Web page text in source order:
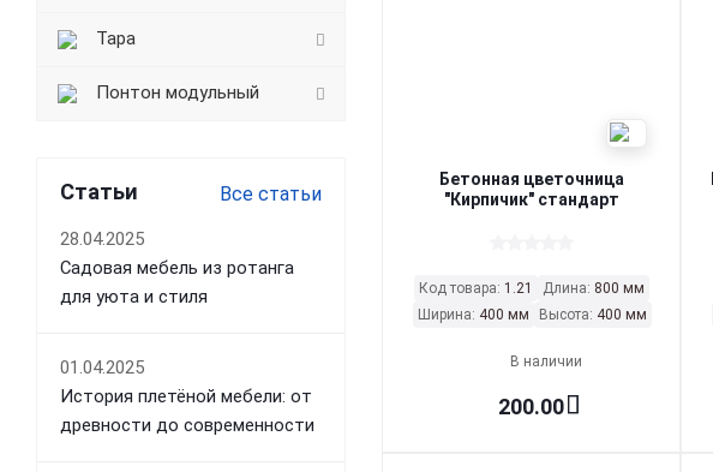
Бетонная цветочница
"Кирпичик" стандарт
Код товара: 1.21 Длина: 800 мм
Ширина: 400 мм Высота: 400 мм
В наличии
200.00
Тара
Понтон модульный
Статьи Все статьи
28.04.2025
Садовая мебель из ротанга
для уюта и стиля
01.04.2025
История плетёной мебели: от
древности до современности